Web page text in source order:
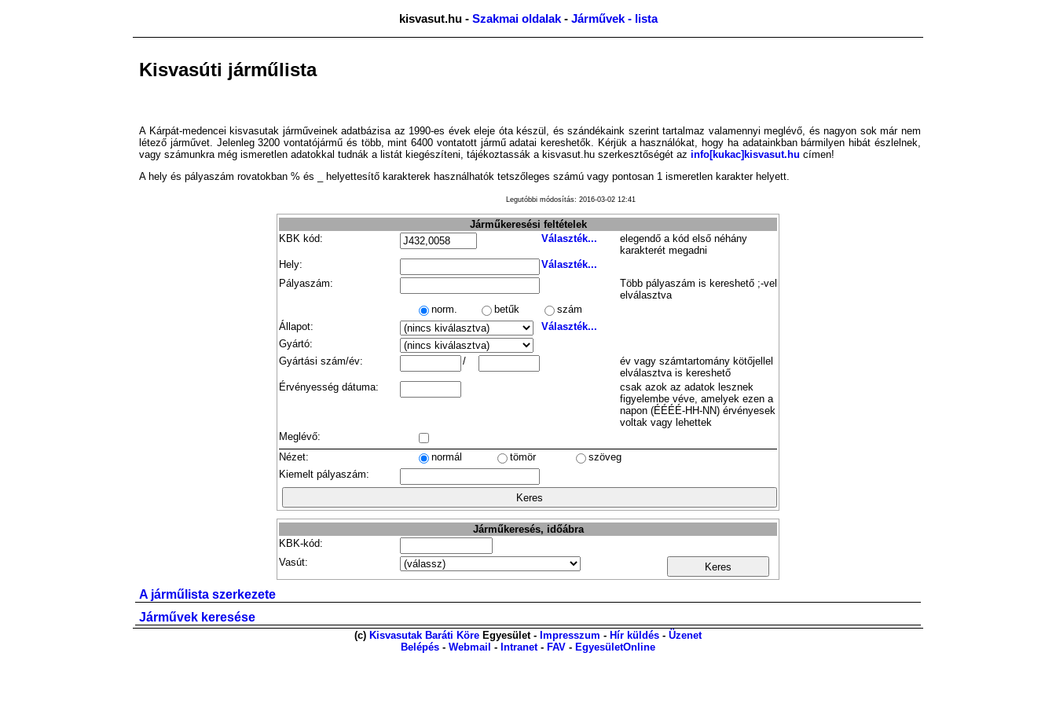
kisvasut.hu - Szakmai oldalak- Járművek - lista
Kisvasúti járműlista
A Kárpát-medencei kisvasutak járműveinek adatbázisa az 1990-es évek eleje óta készül, és szándékaink szerint tartalmaz valamennyi meglévő, és nagyon sok már nem
létező járművet. Jelenleg 3200 vontatójármű és több, mint 6400 vontatott jármű adatai kereshetők. Kérjük a használókat, hogy ha adatainkban bármilyen hibát észlelnek,
vagy számunkra még ismeretlen adatokkal tudnák a listát kiegészíteni, tájékoztassák a kisvasut.hu szerkesztőségét az info[kukac]kisvasut.hu címen!
A hely és pályaszám rovatokban % és _ helyettesítő karakterek használhatók tetszőleges számú vagy pontosan 1 ismeretlen karakter helyett.
Legutóbbi módosítás: 2016-03-02 12:41
Járműkeresési feltételek
KBK kód:
Választék...
elegendő a kód első néhány
karakterét megadni
Hely:
Választék...
Pályaszám:
Több pályaszám is kereshető ;-vel
elválasztva
norm.
betűk
szám
Állapot:
Választék...
Gyártó:
Gyártási szám/év:
/
év vagy számtartomány kötőjellel
elválasztva is kereshető
Érvényesség dátuma:
csak azok az adatok lesznek
figyelembe véve, amelyek ezen a
napon (ÉÉÉÉ-HH-NN) érvényesek
voltak vagy lehettek
Meglévő:
Nézet:
normál tömör
szöveg
Kiemelt pályaszám:
Járműkeresés, időábra
KBK-kód:
Vasút:
A járműlista szerkezete
Járművek keresése
(c) Kisvasutak Baráti Köre Egyesület - Impresszum - Hír küldés - Üzenet
Belépés - Webmail - Intranet- FAV - EgyesületOnline